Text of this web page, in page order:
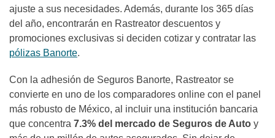
ajuste a sus necesidades. Además, durante los 365 días
del año, encontrarán en Rastreator descuentos y
promociones exclusivas si deciden cotizar y contratar las
pólizas Banorte.
Con la adhesión de Seguros Banorte, Rastreator se
convierte en uno de los comparadores online con el panel
más robusto de México, al incluir una institución bancaria
que concentra 7.3% del mercado de Seguros de Auto y